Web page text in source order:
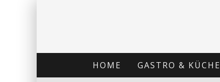
HOME GASTRO & KÜCHE